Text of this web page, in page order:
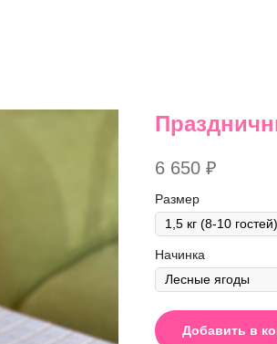
6 650 ₽
Размер
Начинка
Добавить в